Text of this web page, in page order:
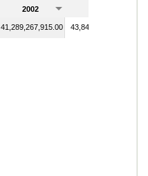
2002
41,289,267,915.00 43,848,060,974.00